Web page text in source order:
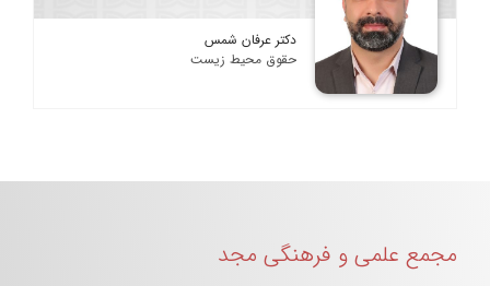
دکتر عرفان شمس
حقوق محیط زیست
مجمع علمی و فرهنگی مجد